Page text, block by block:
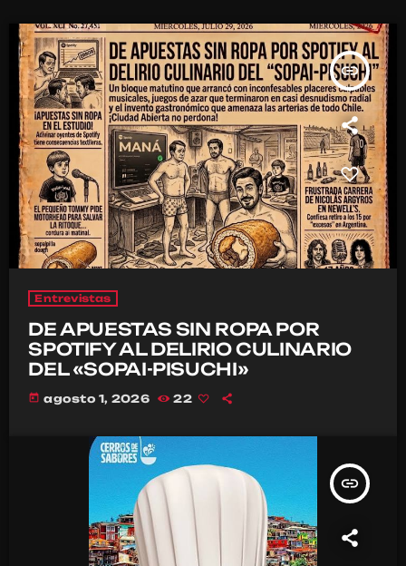
insert_link
Entrevistas
DE APUESTAS SIN ROPA POR
SPOTIFY AL DELIRIO CULINARIO
DEL «SOPAI-PISUCHI»
today agosto 1, 2026 22
insert_link